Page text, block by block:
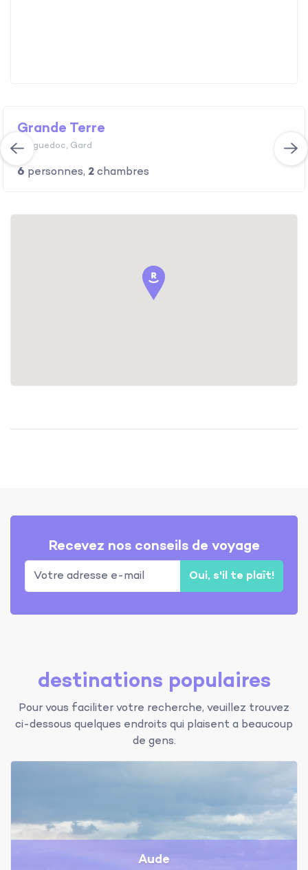
Grande Terre
Languedoc, Gard
6 personnes, 2chambres
Recevez nos conseils de voyage
Oui, s'il te plaît!
destinations populaires
Pour vous faciliter votre recherche, veuillez trouvez
ci-dessous quelques endroits qui plaisent a beaucoup
de gens.
Aude